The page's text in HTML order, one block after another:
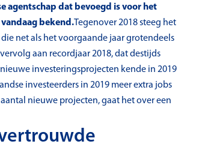
agentschap dat bevoegd is voor het
bekend.Tegenover 2018 steeg het
net als het voorgaande jaar grotendeels
aan recordjaar 2018, dat destijds
investeringsprojecten kende in 2019
investeerders in 2019 meer extra jobs
nieuwe projecten, gaat het over een